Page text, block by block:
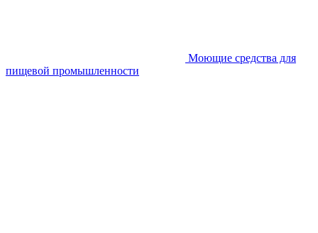
Моющие средства для
пищевой промышленности